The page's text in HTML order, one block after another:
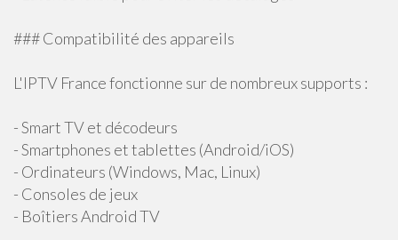
### Compatibilité des appareils
L'IPTV France fonctionne sur de nombreux supports :
- Smart TV et décodeurs
- Smartphones et tablettes (Android/iOS)
- Ordinateurs (Windows, Mac, Linux)
- Consoles de jeux
- Boîtiers Android TV